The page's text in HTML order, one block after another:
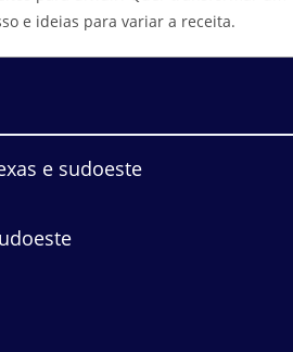
e ideias para variar a receita.
e sudoeste